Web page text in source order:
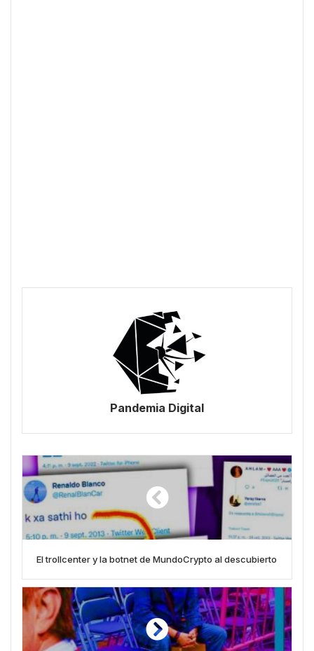
Pandemia Digital
El trollcenter y la botnet de MundoCrypto al descubierto